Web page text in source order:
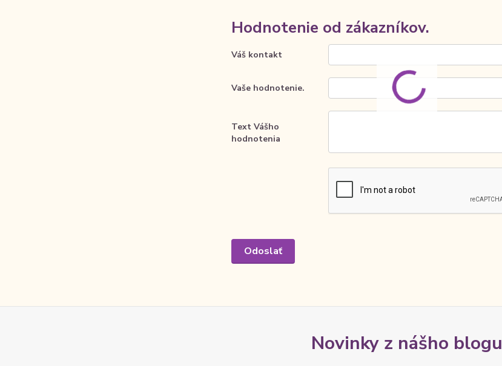
Hodnotenie od zákazníkov.
Váš kontakt
Vaše hodnotenie.
Text Vášho
hodnotenia
Novinky z nášho blogu